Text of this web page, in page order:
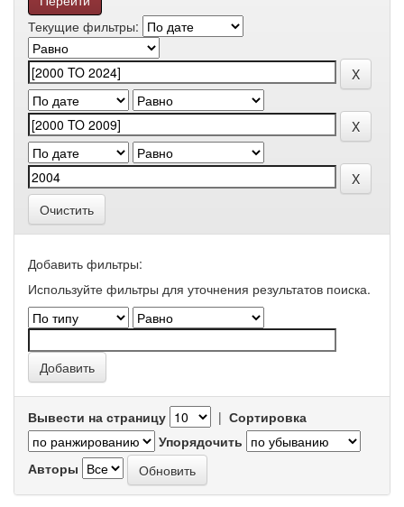
Текущие фильтры:
Очистить
Добавить фильтры:
Используйте фильтры для уточнения результатов поиска.
Вывести на страницу | Сортировка
Упорядочить
Авторы